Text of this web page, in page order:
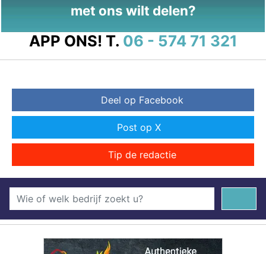
met ons wilt delen?
APP ONS! T. 06 - 574 71 321
Deel op Facebook
Post op X
Tip de redactie